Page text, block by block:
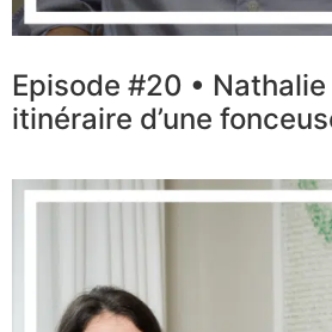
Episode #20 •
itinéraire d’une